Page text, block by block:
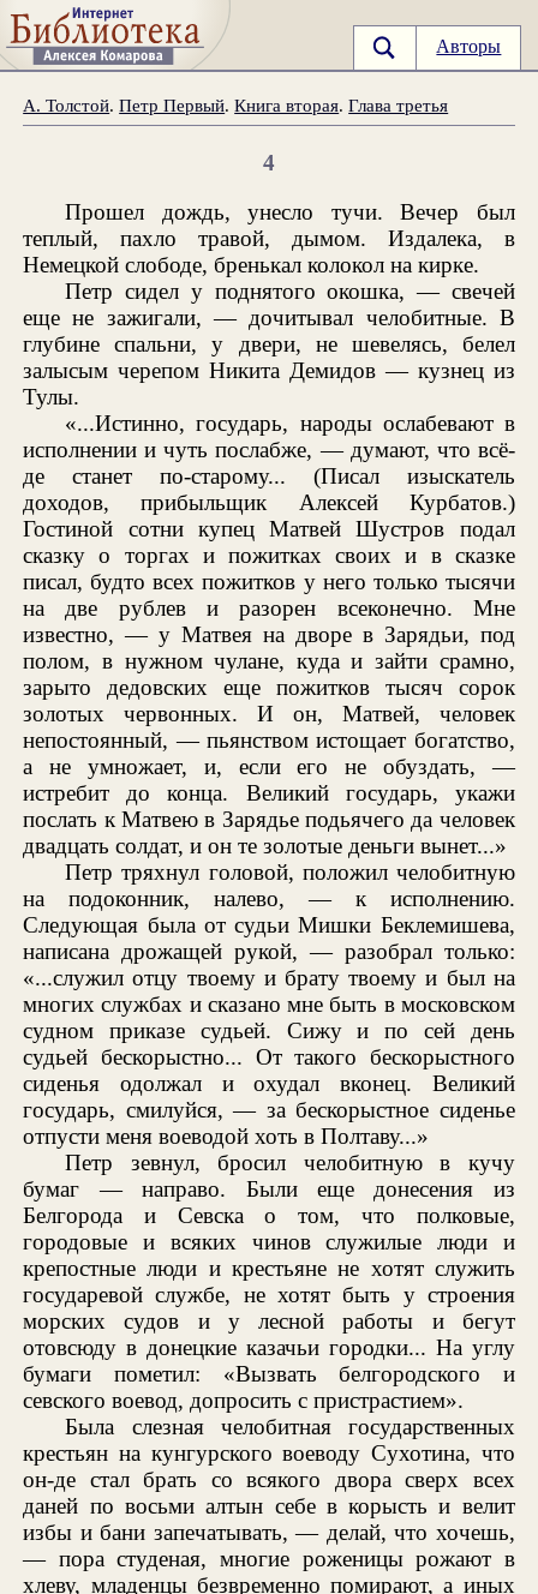
Авторы
А. Толстой.Петр Первый.Книга вторая.Глава третья
4
Прошел дождь, унесло тучи. Вечер был
теплый, пахло травой, дымом. Издалека, в
Немецкой слободе, бренькал колокол на кирке.
Петр сидел у поднятого окошка, — свечей
еще не зажигали, — дочитывал челобитные. В
глубине спальни, у двери, не шевелясь, белел
залысым черепом Никита Демидов — кузнец из
Тулы.
«...Истинно, государь, народы ослабевают в
исполнении и чуть послабже, — думают, что всё-
де станет по-старому... (Писал изыскатель
доходов, прибыльщик Алексей Курбатов.)
Гостиной сотни купец Матвей Шустров подал
сказку о торгах и пожитках своих и в сказке
писал, будто всех пожитков у него только тысячи
на две рублев и разорен всеконечно. Мне
известно, — у Матвея на дворе в Зарядьи, под
полом, в нужном чулане, куда и зайти срамно,
зарыто дедовских еще пожитков тысяч сорок
золотых червонных. И он, Матвей, человек
непостоянный, — пьянством истощает богатство,
а не умножает, и, если его не обуздать, —
истребит до конца. Великий государь, укажи
послать к Матвею в Зарядье подьячего да человек
двадцать солдат, и он те золотые деньги вынет...»
Петр тряхнул головой, положил челобитную
на подоконник, налево, — к исполнению.
Следующая была от судьи Мишки Беклемишева,
написана дрожащей рукой, — разобрал только:
«...служил отцу твоему и брату твоему и был на
многих службах и сказано мне быть в московском
судном приказе судьей. Сижу и по сей день
судьей бескорыстно... От такого бескорыстного
сиденья одолжал и охудал вконец. Великий
государь, смилуйся, — за бескорыстное сиденье
отпусти меня воеводой хоть в Полтаву...»
Петр зевнул, бросил челобитную в кучу
бумаг — направо. Были еще донесения из
Белгорода и Севска о том, что полковые,
городовые и всяких чинов служилые люди и
крепостные люди и крестьяне не хотят служить
государевой службе, не хотят быть у строения
морских судов и у лесной работы и бегут
отовсюду в донецкие казачьи городки... На углу
бумаги пометил: «Вызвать белгородского и
севского воевод, допросить с пристрастием».
Была слезная челобитная государственных
крестьян на кунгурского воеводу Сухотина, что
он-де стал брать со всякого двора сверх всех
даней по восьми алтын себе в корысть и велит
избы и бани запечатывать, — делай, что хочешь,
— пора студеная, многие роженицы рожают в
хлеву, младенцы безвременно помирают, а иных